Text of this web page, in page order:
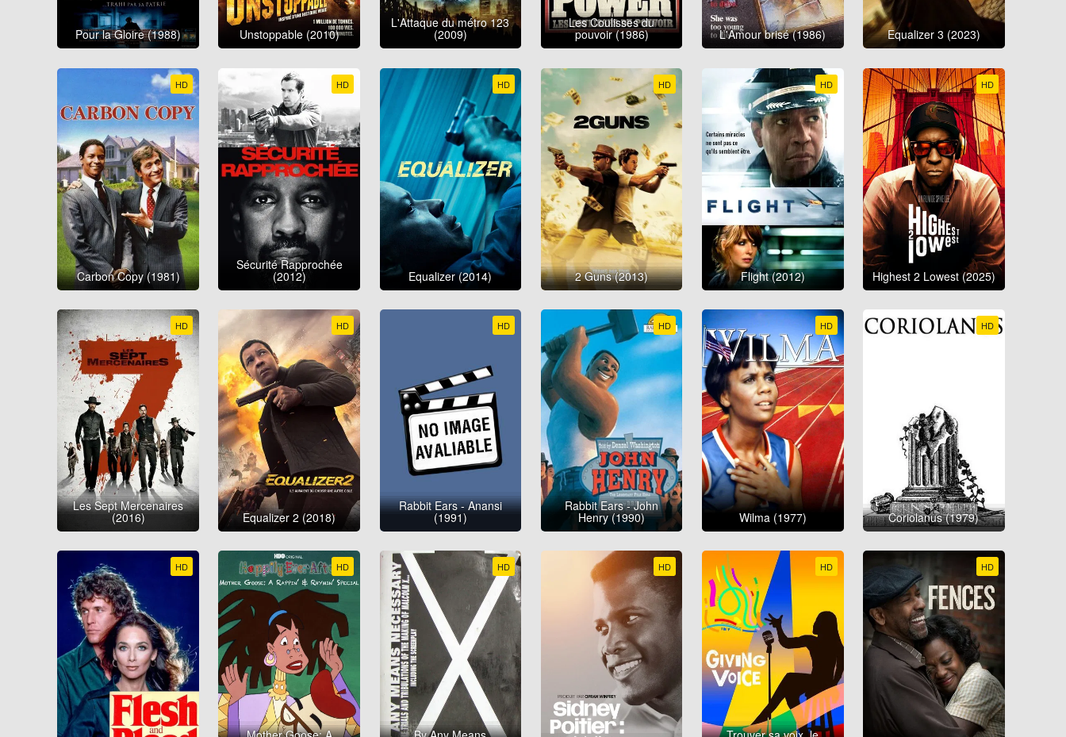
Pour la Gloire (1988) Unstoppable (2010)
L'Attaque du métro 123
(2009)
Les Coulisses du
pouvoir (1986) L'Amour brisé (1986) Equalizer 3 (2023)
HD
Carbon Copy (1981)
HD
Sécurité Rapprochée
(2012)
HD
Equalizer (2014)
HD
2 Guns (2013)
HD
Flight (2012)
HD
Highest 2 Lowest (2025)
HD
Les Sept Mercenaires
(2016)
HD
Equalizer 2 (2018)
HD
Rabbit Ears - Anansi
(1991)
HD
Rabbit Ears - John
Henry (1990)
HD
Wilma (1977)
HD
Coriolanus (1979)
HD HD HD HD HD HD